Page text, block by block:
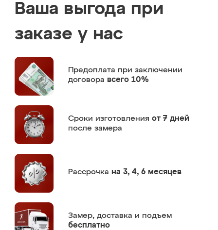
Ваша выгода при
заказе у нас
Предоплата при заключении
договора всего 10%
Сроки изготовления от 7 дней
после замера
Рассрочка на 3, 4, 6 месяцев
Замер, доставка и подъем
бесплатно